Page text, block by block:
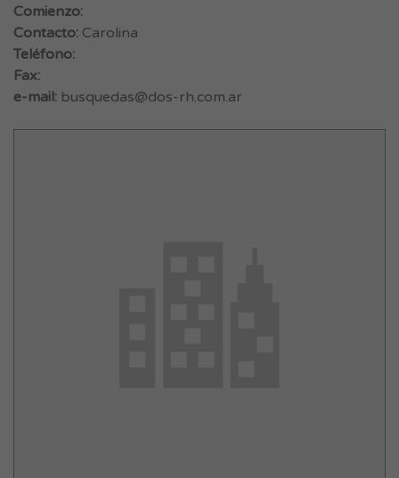
Comienzo:
Contacto: Carolina
Teléfono:
Fax:
e-mail: busquedas@dos-rh.com.ar